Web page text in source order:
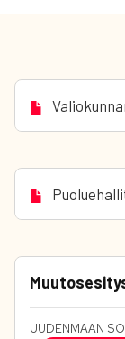
UUDENMAAN